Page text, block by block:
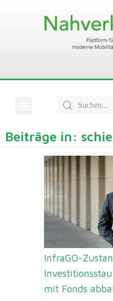
Beiträge in:
InfraGO-
mit Fonds